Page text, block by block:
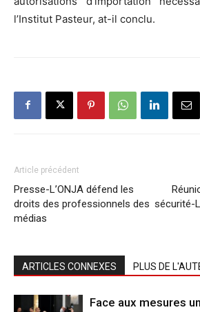
l’Institut Pasteur, at-il conclu.
Article précédent
Presse-L’ONJA défend les
droits des professionnels des
médias
sécurité-
ARTICLES CONNEXES PLUS DE
Face aux mesures